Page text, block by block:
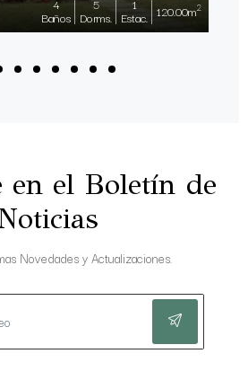
4
Baños
5
Dorms.
1
Estac. 120.00m2
en el Boletín de
Novedades y Actualizaciones.